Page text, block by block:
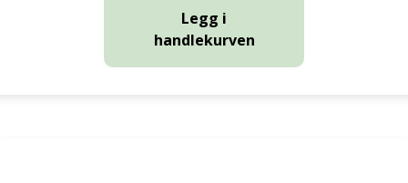
Legg i
handlekurven